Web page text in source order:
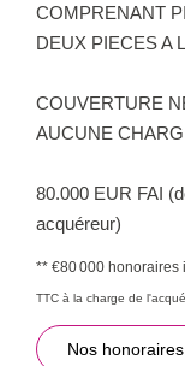
COMPRENANT
DEUX PIECES A
COUVERTURE
AUCUNE
80.000 EUR FAI
acquéreur)
** €80 000 honoraires
TTC à la charge de
Nos honoraires